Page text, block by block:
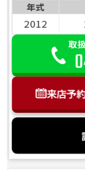
年式
2012
取
来店予